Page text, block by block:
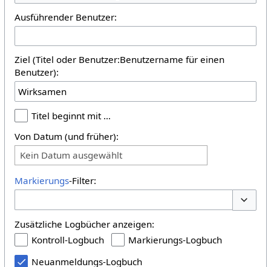
Ausführender Benutzer:
Ziel (Titel oder Benutzer:Benutzername für einen
Benutzer):
Titel beginnt mit …
Von Datum (und früher):
Kein Datum ausgewählt
Markierungs-Filter:
Zusätzliche Logbücher anzeigen:
Kontroll-Logbuch
Markierungs-Logbuch
Neuanmeldungs-Logbuch